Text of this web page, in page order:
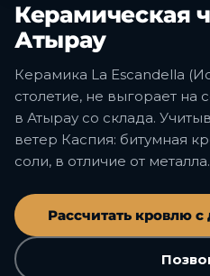
Керамическая
Атырау
Керамика La Escandella
столетие, не выгорает на
в Атырау со склада.
ветер Каспия: битумная
соли, в отличие от металла.
Рассчитать кровлю